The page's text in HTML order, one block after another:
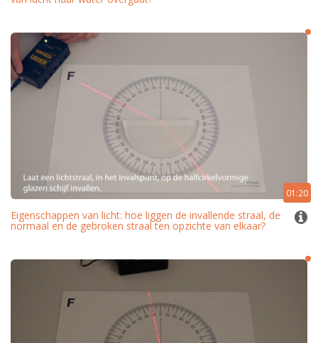
01:20
Eigenschappen van licht: hoe liggen de invallende straal, de
normaal en de gebroken straal ten opzichte van elkaar?